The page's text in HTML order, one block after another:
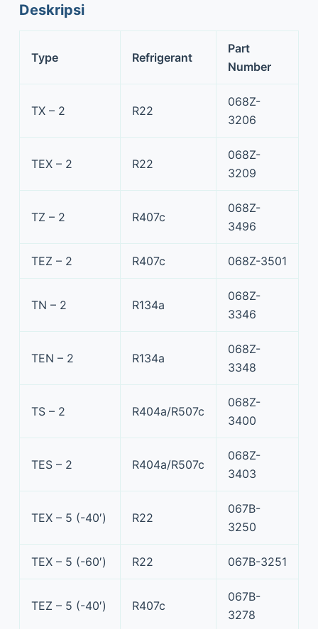
Deskripsi
Type Refrigerant
Part
Number
TX – 2 R22
068Z-
3206
TEX – 2 R22
068Z-
3209
TZ – 2 R407c
068Z-
3496
TEZ – 2 R407c 068Z-3501
TN – 2 R134a
068Z-
3346
TEN – 2 R134a
068Z-
3348
TS – 2 R404a/R507c
068Z-
3400
TES – 2 R404a/R507c
068Z-
3403
TEX – 5 (-40′) R22
067B-
3250
TEX – 5 (-60′) R22 067B-3251
TEZ – 5 (-40′) R407c
067B-
3278